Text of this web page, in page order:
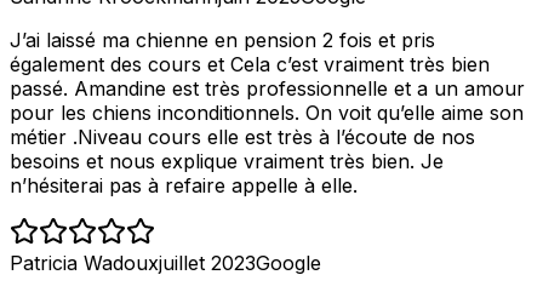
J’ai laissé ma chienne en pension 2 fois et pris
également des cours et Cela c’est vraiment très bien
passé. Amandine est très professionnelle et a un amour
pour les chiens inconditionnels. On voit qu’elle aime son
métier .Niveau cours elle est très à l’écoute de nos
besoins et nous explique vraiment très bien. Je
n’hésiterai pas à refaire appelle à elle.
Patricia Wadouxjuillet 2023Google